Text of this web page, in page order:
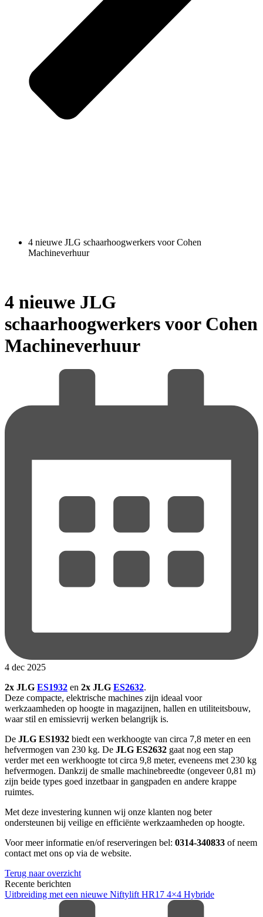
4 nieuwe JLG schaarhoogwerkers voor Cohen
Machineverhuur
4 nieuwe JLG
schaarhoogwerkers voor Cohen
Machineverhuur
4 dec 2025
2x JLG ES1932 en 2x JLG ES2632.
Deze compacte, elektrische machines zijn ideaal voor
werkzaamheden op hoogte in magazijnen, hallen en utiliteitsbouw,
waar stil en emissievrij werken belangrijk is.
De JLG ES1932 biedt een werkhoogte van circa 7,8 meter en een
hefvermogen van 230 kg. De JLG ES2632 gaat nog een stap
verder met een werkhoogte tot circa 9,8 meter, eveneens met 230 kg
hefvermogen. Dankzij de smalle machinebreedte (ongeveer 0,81 m)
zijn beide types goed inzetbaar in gangpaden en andere krappe
ruimtes.
Met deze investering kunnen wij onze klanten nog beter
ondersteunen bij veilige en efficiënte werkzaamheden op hoogte.
Voor meer informatie en/of reserveringen bel: 0314-340833 of neem
contact met ons op via de website.
Terug naar overzicht
Recente berichten
Uitbreiding met een nieuwe Niftylift HR17 4×4 Hybride